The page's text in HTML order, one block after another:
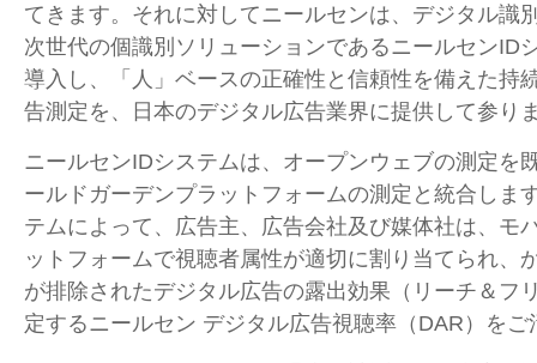
てきます。それに対してニールセンは、デジタル識
次世代の個識別ソリューションであるニールセンID
導入し、「人」ベースの正確性と信頼性を備えた持
告測定を、日本のデジタル広告業界に提供して参り
ニールセンIDシステムは、オープンウェブの測定を
ールドガーデンプラットフォームの測定と統合しま
テムによって、広告主、広告会社及び媒体社は、モ
ットフォームで視聴者属性が適切に割り当てられ、
が排除されたデジタル広告の露出効果（リーチ＆フ
定するニールセン デジタル広告視聴率（DAR）をご